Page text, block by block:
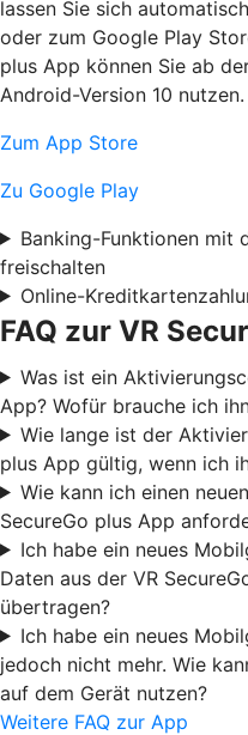
lassen Sie sich
oder zum Google Play
plus App können Sie ab
Android-Version 10 nutzen.
Zum App Store
Zu Google Play
Banking-Funktionen mit
freischalten
Online-
FAQ zur VR
Was ist ein
App? Wofür brauche ich
Wie lange ist der
plus App gültig, wenn ich
Wie kann ich einen
SecureGo plus App
Ich habe ein neues
Daten aus der VR
übertragen?
Ich habe ein neues
jedoch nicht mehr. Wie
auf dem Gerät nutzen?
Weitere FAQ zur App